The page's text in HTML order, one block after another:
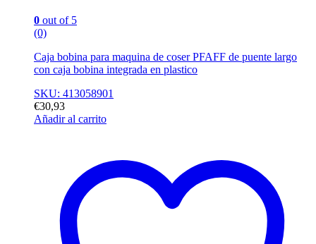
0 out of 5
(0)
Caja bobina para maquina de coser PFAFF de puente largo
con caja bobina integrada en plastico
SKU: 413058901
€30,93
Añadir al carrito